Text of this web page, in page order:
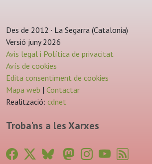
Des de 2012 · La Segarra (Catalonia)
Versió juny 2026
Avis legal i Política de privacitat
Avís de cookies
Edita consentiment de cookies
Mapa web | Contactar
Realització: cdnet
Troba'ns a les Xarxes